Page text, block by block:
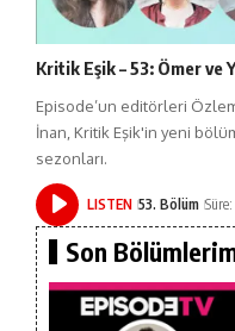
Kritik Eşik – 53: Ömer ve
Episode’un editörleri
İnan, Kritik Eşik'in yeni
sezonları.
LISTEN 53. Bölüm
Son